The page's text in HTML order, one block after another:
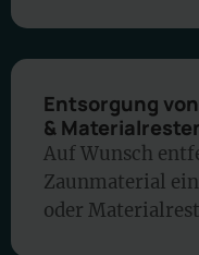
Entsorgung
&
Auf Wunsch
Zaunmaterial
oder